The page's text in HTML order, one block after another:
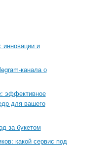
инновации и
канала о
эффективное
для вашего
за букетом
какой сервис под